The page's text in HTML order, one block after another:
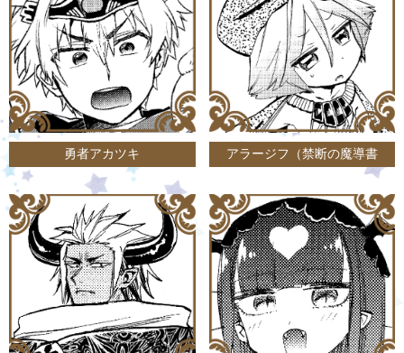
勇者アカツキ アラージフ（禁断の魔導書